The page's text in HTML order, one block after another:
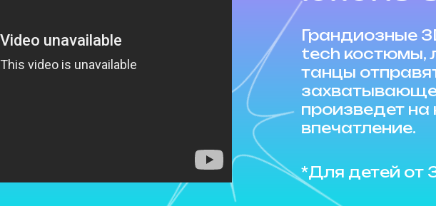
Грандиозные
tech костюмы,
танцы
произведет
впечатление.
*Для детей от